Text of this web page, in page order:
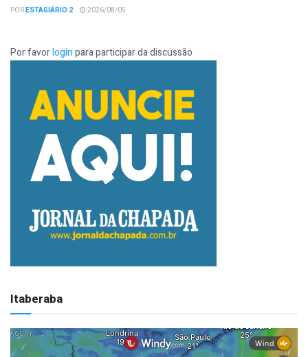
PORESTAGIÁRIO 2 2026/08/05
Por favorloginpara participar da discussão
Itaberaba